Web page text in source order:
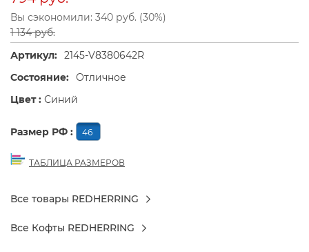
Вы сэкономили: 340 руб. (30%)
1 134 руб.
Артикул: 2145-V8380642R
Состояние: Отличное
Цвет : Синий
Размер РФ : 46
ТАБЛИЦА РАЗМЕРОВ
Все товары REDHERRING
Все Кофты REDHERRING